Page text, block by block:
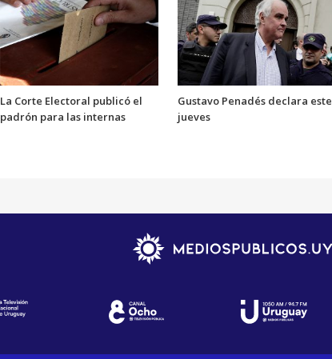
La Corte Electoral publicó el
padrón para las internas
Gustavo Penadés declara este
jueves